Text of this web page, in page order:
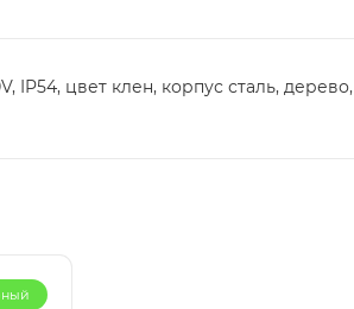
цвет клен, корпус сталь, дерево,